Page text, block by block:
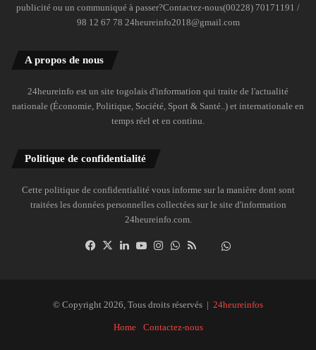
publicité ou un communiqué à passer?Contactez-nous(00228) 70171191 /
98 12 67 78 24heureinfo2018@gmail.com
A propos de nous
24heureinfo est un site togolais d'information qui traite de l'actualité
nationale (Économie, Politique, Société, Sport & Santé..) et internationale en
temps réel et en continu.
Politique de confidentialité
Cette politique de confidentialité vous informe sur la manière dont sont
traitées les données personnelles collectées sur le site d'information
24heureinfo.com.
Facebook
X LinkedinYouTubeInstagramWhatsAppDailymotion
© Copyright 2026, Tous droits réservés | 24heureinfos
Home Contactez-nous